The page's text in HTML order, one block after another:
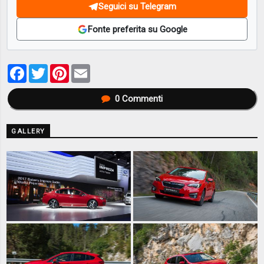
Seguici su Telegram
Fonte preferita su Google
Facebook
TwitterPinterest
0Commenti
GALLERY